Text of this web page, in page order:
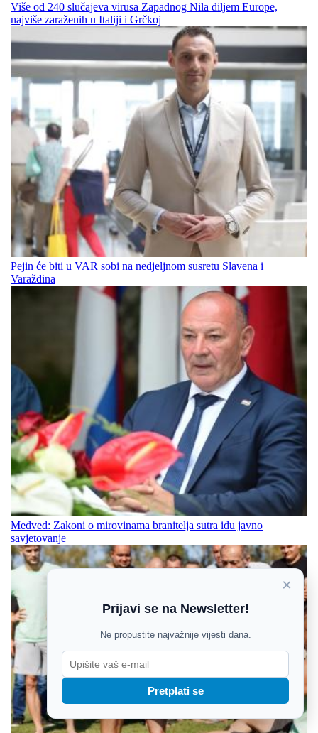
Više od 240 slučajeva virusa Zapadnog Nila diljem Europe,
najviše zaraženih u Italiji i Grčkoj
Pejin će biti u VAR sobi na nedjeljnom susretu Slavena i
Varaždina
Medved: Zakoni o mirovinama branitelja sutra idu javno
savjetovanje
×
Prijavi se na Newsletter!
Ne propustite najvažnije vijesti dana.
Pretplati se